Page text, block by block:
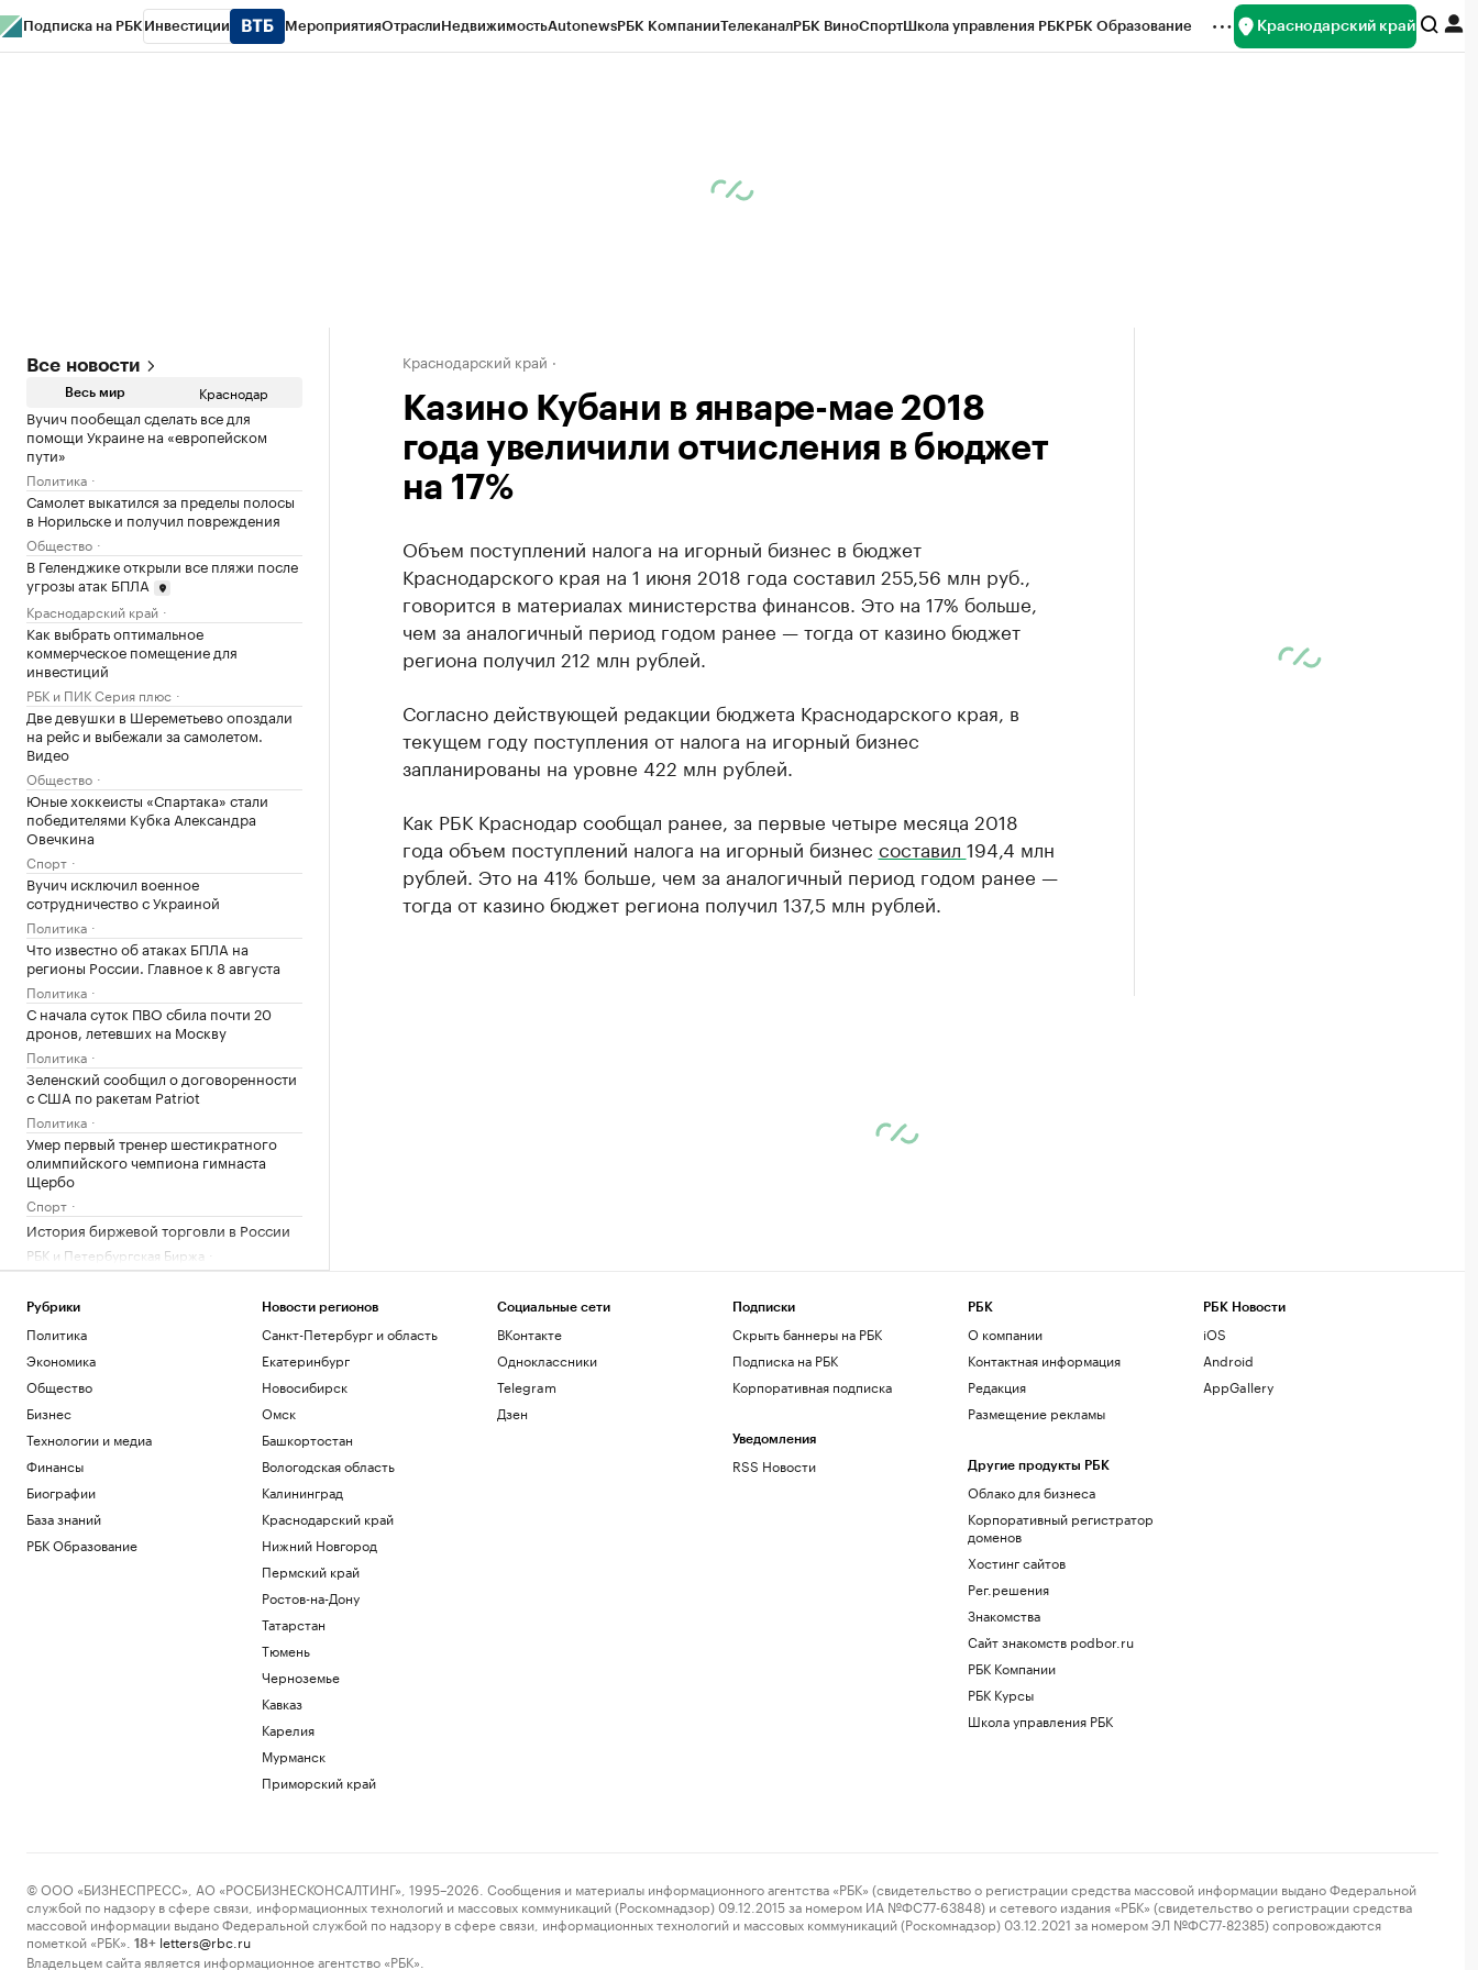
Подписка на РБК Инвестиции МероприятияОтраслиНедвижимостьAutonewsРБК КомпанииТелеканалРБК ВиноСпортШкола управления РБКРБК Образование Краснодарский край
Все новости
Весь мир Краснодар
Вучич пообещал сделать все для
помощи Украине на «европейском
пути»
Политика
Самолет выкатился за пределы полосы
в Норильске и получил повреждения
Общество
В Геленджике открыли все пляжи после
угрозы атак БПЛА
Краснодарский край
Как выбрать оптимальное
коммерческое помещение для
инвестиций
РБК и ПИК Серия плюс
Две девушки в Шереметьево опоздали
на рейс и выбежали за самолетом.
Видео
Общество
Юные хоккеисты «Спартака» стали
победителями Кубка Александра
Овечкина
Спорт
Вучич исключил военное
сотрудничество с Украиной
Политика
Что известно об атаках БПЛА на
регионы России. Главное к 8 августа
Политика
С начала суток ПВО сбила почти 20
дронов, летевших на Москву
Политика
Зеленский сообщил о договоренности
с США по ракетам Patriot
Политика
Умер первый тренер шестикратного
олимпийского чемпиона гимнаста
Щербо
Спорт
История биржевой торговли в России
РБК и Петербургская Биржа
Синоптик рассказал о «первом визите
Общество
Медведев рассказал о «жестких»
переговорах с Саркози в 2008 году
Политика
Федорищев рассказал о последствиях
атаки БПЛА на Самарскую область
Политика
Трое пострадали при ударе БПЛА по
грузовику в Белгородской области
Политика
массовые увольнения — и еще 10
Зачем малому и среднему бизнесу
облигации и что важно знать о бирже
Число пострадавших при атаке БПЛА
на Ильский НПЗ выросло до шести
Краснодарский край
Казино Кубани в январе-мае 2018
года увеличили отчисления в бюджет
на 17%
Объем поступлений налога на игорный бизнес в бюджет
Краснодарского края на 1 июня 2018 года составил 255,56 млн руб.,
говорится в материалах министерства финансов. Это на 17% больше,
чем за аналогичный период годом ранее — тогда от казино бюджет
региона получил 212 млн рублей.
Согласно действующей редакции бюджета Краснодарского края, в
текущем году поступления от налога на игорный бизнес
запланированы на уровне 422 млн рублей.
Как РБК Краснодар сообщал ранее, за первые четыре месяца 2018
года объем поступлений налога на игорный бизнес составил 194,4 млн
рублей. Это на 41% больше, чем за аналогичный период годом ранее —
тогда от казино бюджет региона получил 137,5 млн рублей.
Рубрики
Политика
Экономика
Общество
Бизнес
Технологии и медиа
Финансы
Биографии
База знаний
РБК Образование
Новости регионов
Санкт-Петербург и область
Екатеринбург
Новосибирск
Омск
Башкортостан
Вологодская область
Калининград
Краснодарский край
Нижний Новгород
Пермский край
Ростов-на-Дону
Татарстан
Тюмень
Черноземье
Кавказ
Карелия
Мурманск
Приморский край
Социальные сети
ВКонтакте
Одноклассники
Telegram
Дзен
Подписки
Скрыть баннеры на РБК
Подписка на РБК
Корпоративная подписка
Уведомления
RSS Новости
РБК
О компании
Контактная информация
Редакция
Размещение рекламы
Другие продукты РБК
Облако для бизнеса
Корпоративный регистратор
доменов
Хостинг сайтов
Рег.решения
Знакомства
Сайт знакомств podbor.ru
РБК Компании
РБК Курсы
Школа управления РБК
РБК Новости
iOS
Android
AppGallery
© ООО «БИЗНЕСПРЕСС», АО «РОСБИЗНЕСКОНСАЛТИНГ», 1995–2026. Сообщения и материалы информационного агентства «РБК» (свидетельство о регистрации средства массовой информации выдано Федеральной
службой по надзору в сфере связи, информационных технологий и массовых коммуникаций (Роскомнадзор) 09.12.2015 за номером ИА №ФС77-63848) и сетевого издания «РБК» (свидетельство о регистрации средства
массовой информации выдано Федеральной службой по надзору в сфере связи, информационных технологий и массовых коммуникаций (Роскомнадзор) 03.12.2021 за номером ЭЛ №ФС77-82385) сопровождаются
пометкой «РБК».
18+ letters@rbc.ru
Владельцем сайта является информационное агентство «РБК».